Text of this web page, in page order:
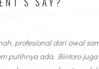
profesional dari awal
putihnya ada. Bintoro